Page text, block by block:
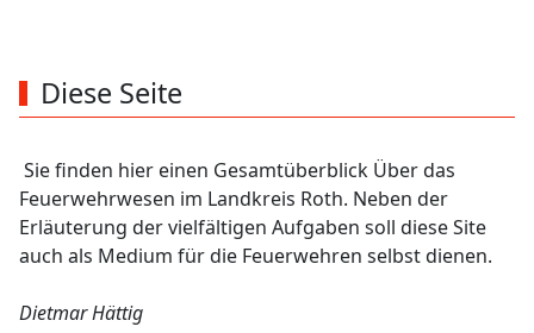
Diese Seite
Sie finden hier einen Gesamtüberblick Über das
Feuerwehrwesen im Landkreis Roth. Neben der
Erläuterung der vielfältigen Aufgaben soll diese Site
auch als Medium für die Feuerwehren selbst dienen.
Dietmar Hättig